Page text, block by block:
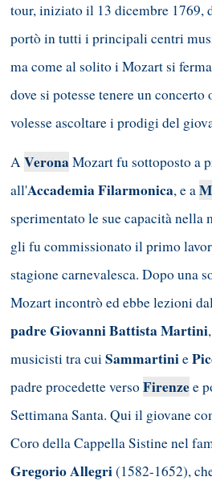
tour, iniziato il 13 dicembre 1769,
portò in tutti i principali centri
ma come al solito i Mozart si
dove si potesse tenere un concerto
volesse ascoltare i prodigi del
AVeronaMozart fu sottoposto a
all'Accademia Filarmonica, e a
sperimentato le sue capacità nella
gli fu commissionato il primo
stagione carnevalesca. Dopo una
Mozart incontrò ed ebbe lezioni
padre Giovanni Battista Martini
musicisti tra cuiSammartinie
padre procedette versoFirenzee
Settimana Santa. Qui il giovane
Coro della Cappella Sistine nel
Gregorio Allegri(1582-1652),